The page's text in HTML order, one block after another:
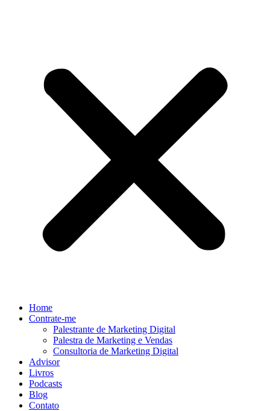
Home
Contrate-me
Palestrante de Marketing Digital
Palestra de Marketing e Vendas
Consultoria de Marketing Digital
Advisor
Livros
Podcasts
Blog
Contato